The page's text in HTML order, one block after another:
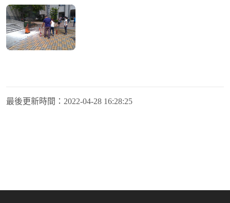
最後更新時間： 2022-04-28 16:28:25